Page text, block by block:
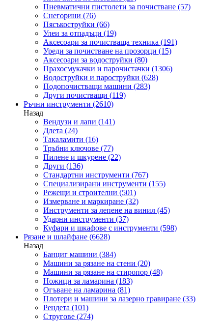
Пневматични пистолети за почистване (57)
Снегорини (76)
Пясъкоструйки (66)
Улеи за отпадъци (19)
Аксесоари за почистваща техника (191)
Уреди за почистване на прозорци (15)
Аксесоари за водоструйки (80)
Прахосмукачки и парочистачки (1306)
Водоструйки и пароструйки (628)
Подопочистващи машини (283)
Други почистващи (119)
Ръчни инструменти (2610)
Назад
Вендузи и лапи (141)
Длета (24)
Такаламити (16)
Тръбни ключове (77)
Пилене и шкурене (22)
Други (136)
Стандартни инструменти (767)
Специализирани инструменти (155)
Режещи и строителни (501)
Измерване и маркиране (32)
Инструменти за лепене на винил (45)
Ударни инструменти (37)
Куфари и шкафове с инструменти (598)
Рязане и шлайфане (6628)
Назад
Банциг машини (384)
Машини за рязане на стени (20)
Машини за рязане на стиропор (48)
Ножици за ламарина (183)
Огъване на ламарина (81)
Плотери и машини за лазерно гравиране (33)
Рендета (101)
Стругове (274)